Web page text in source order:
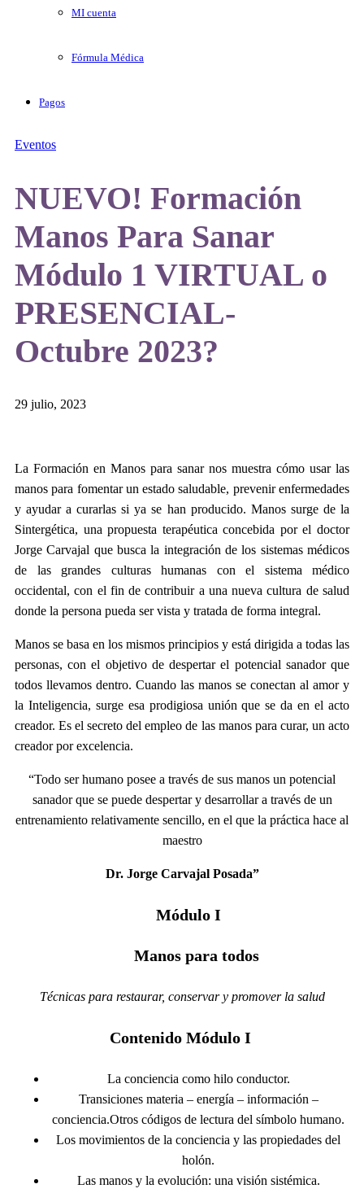
MI cuenta
Fórmula Médica
Pagos
Eventos
NUEVO! Formación
Manos Para Sanar
Módulo 1 VIRTUAL o
PRESENCIAL-
Octubre 2023?
29 julio, 2023
La Formación en Manos para sanar nos muestra cómo usar las
manos para fomentar un estado saludable, prevenir enfermedades
y ayudar a curarlas si ya se han producido. Manos surge de la
Sintergética, una propuesta terapéutica concebida por el doctor
Jorge Carvajal que busca la integración de los sistemas médicos
de las grandes culturas humanas con el sistema médico
occidental, con el fin de contribuir a una nueva cultura de salud
donde la persona pueda ser vista y tratada de forma integral.
Manos se basa en los mismos principios y está dirigida a todas las
personas, con el objetivo de despertar el potencial sanador que
todos llevamos dentro. Cuando las manos se conectan al amor y
la Inteligencia, surge esa prodigiosa unión que se da en el acto
creador. Es el secreto del empleo de las manos para curar, un acto
creador por excelencia.
“Todo ser humano posee a través de sus manos un potencial
sanador que se puede despertar y desarrollar a través de un
entrenamiento relativamente sencillo, en el que la práctica hace al
maestro
Dr. Jorge Carvajal Posada”
Módulo I
Manos para todos
Técnicas para restaurar, conservar y promover la salud
Contenido Módulo I
La conciencia como hilo conductor.
Transiciones materia – energía – información –
conciencia.Otros códigos de lectura del símbolo humano.
Los movimientos de la conciencia y las propiedades del
holón.
Las manos y la evolución: una visión sistémica.